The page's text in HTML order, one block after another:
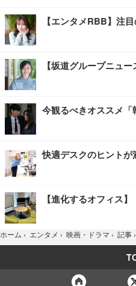
【エンタメRBB】注
【坂道グループニュ
今観るべきオススメ「
快適デスクのヒント
【進化するオフィス】
ホーム › エンタメ › 映画・ドラマ › 記事 ›